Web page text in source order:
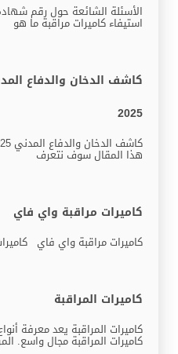
الأسئلة الشائعة حول رقم شهادة
استيفاء كاميرات مراقبة ما هو
كاشف الدخان والدفاع
2025
هذا المقال سوف نتعرف
كاميرات مراقبة واي فاي
كاميرات مراقبة واي فاي
كاميرات المراقبة
كاميرات المراقبة يعد معرفة أنواع
كاميرات المراقبة مجال واسع.